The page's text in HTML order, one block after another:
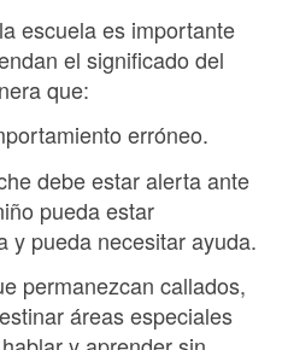
escuela es importante
el significado del
que:
erróneo.
debe estar alerta ante
pueda estar
y pueda necesitar ayuda.
permanezcan callados,
áreas especiales